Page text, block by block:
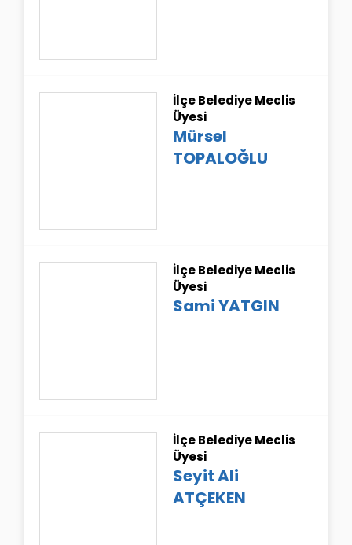
İlçe Belediye Meclis
Üyesi
Mürsel
TOPALOĞLU
İlçe Belediye Meclis
Üyesi
Sami YATGIN
İlçe Belediye Meclis
Üyesi
Seyit Ali
ATÇEKEN